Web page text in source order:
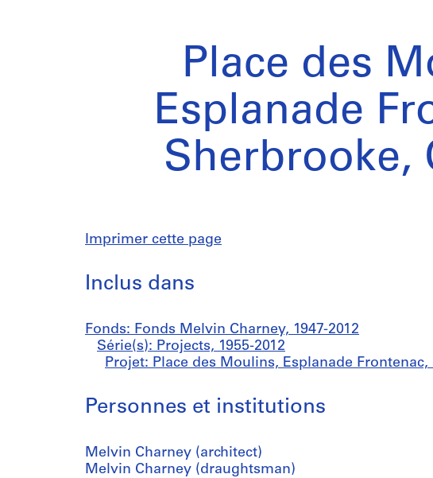
Place des
Esplanade
Sherbrooke,
Imprimer cette page
Inclus dans
Fonds: Fonds Melvin Charney, 1947-2012
Série(s): Projects, 1955-2012
Projet: Place des Moulins, Esplanade
Personnes et institutions
Melvin Charney (architect)
Melvin Charney (draughtsman)